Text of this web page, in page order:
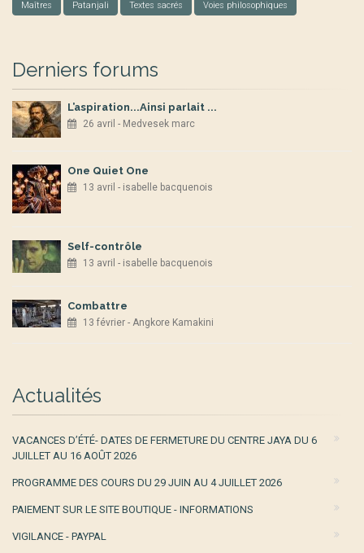
Maîtres Patanjali Textes sacrés Voies philosophiques
Derniers forums
L’aspiration...Ainsi parlait ...
26 avril - Medvesek marc
One Quiet One
13 avril - isabelle bacquenois
Self-contrôle
13 avril - isabelle bacquenois
Combattre
13 février - Angkore Kamakini
Actualités
VACANCES D’ÉTÉ- DATES DE FERMETURE DU CENTRE JAYA DU 6
JUILLET AU 16 AOÛT 2026
PROGRAMME DES COURS DU 29 JUIN AU 4 JUILLET 2026
PAIEMENT SUR LE SITE BOUTIQUE - INFORMATIONS
VIGILANCE - PAYPAL